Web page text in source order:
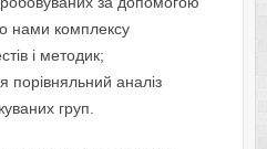
нами комплексу
і методик;
порівняльний аналіз
груп.